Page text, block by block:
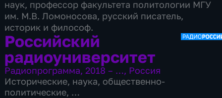
наук, профессор факультета политологии МГУ
им. М.В. Ломоносова, русский писатель,
историк и философ.
Российский
радиоуниверситет
Радиопрограмма, 2018 – …, Россия
Исторические, наука, общественно-
политические,